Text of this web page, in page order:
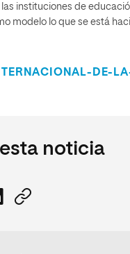
las instituciones de
modelo lo que se está
DE-
noticia